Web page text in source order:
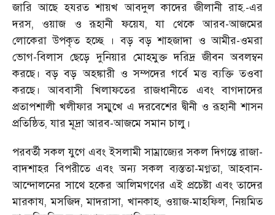
জারি আছে হযরত শায়খ আবদুল কাদের জীলানী রাহ.-এর
দরস, ওয়াজ ও রূহানী ফয়েয, যা থেকে আরব-আজমের
লোকেরা উপকৃত হচ্ছে । বড় বড় শাহজাদা ও আমীর-ওমরা
ভোগ-বিলাস ছেড়ে দুনিয়ার মোহমুক্ত দরিদ্র জীবন অবলম্বন
করছে। বড় বড় অহঙ্কারী ও সম্পদের গর্বে মত্ত ব্যক্তি তওবা
করছে। আববাসী খিলাফতের রাজধানীতে এবং বাগদাদের
প্রতাপশালী খলীফার সম্মুখে এ দরবেশের দ্বীনী ও রূহানী শাসন
প্রতিষ্ঠিত, যার মূদ্রা আরব-আজমে সমান চালু।
পরবর্তী সকল যুগে এবং ইসলামী সাম্রাজ্যের সকল দিগন্তে রাজা-
বাদশাহর বিপরীতে এবং অন্য সকল ব্যস্ততা-মগ্নতা, আহবান-
আন্দোলনের সাথে হকের আলিমগণের এই প্রচেষ্টা এবং তাদের
মারকায, মসজিদ, মাদরাসা, খানকাহ, ওয়াজ-মাহফিল, নিয়মিত